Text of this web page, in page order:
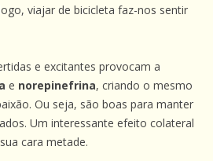
viajar de bicicleta faz-nos sentir
e excitantes provocam a
e norepinefrina, criando o mesmo
Ou seja, são boas para manter
Um interessante efeito colateral
cara metade.